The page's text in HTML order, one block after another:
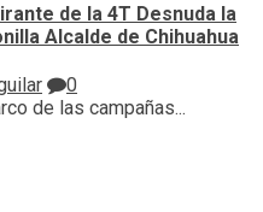
de la 4T Desnuda la
Alcalde de Chihuahua
0
de las campañas...